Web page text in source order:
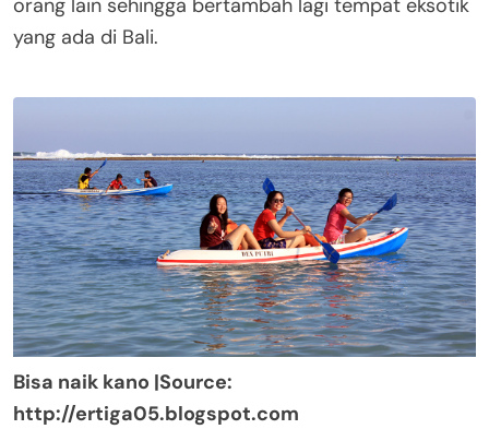
orang lain sehingga bertambah lagi tempat eksotik
yang ada di Bali.
Bisa naik kano |Source:
http://ertiga05.blogspot.com